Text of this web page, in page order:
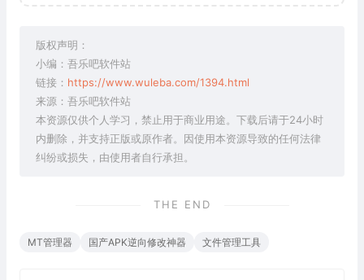
版权声明：
小编：吾乐吧软件站
链接： https://www.wuleba.com/1394.html
来源：吾乐吧软件站
本资源仅供个人学习，禁止用于商业用途。下载后请于24小时
内删除，并支持正版或原作者。因使用本资源导致的任何法律
纠纷或损失，由使用者自行承担。
THE END
MT管理器 国产APK逆向修改神器 文件管理工具